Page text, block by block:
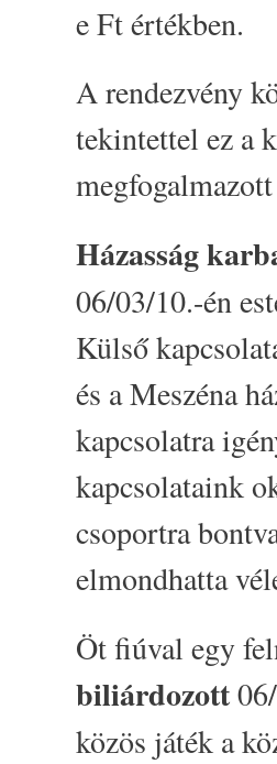
e Ft értékben.
A rendezvény
tekintettel ez a
Házasság
06/03/10.-én
Külső
és a Meszéna
kapcsolatra
kapcsolataink
csoportra
elmondhatta
Öt fiúval egy
biliárdozott
közös játék a